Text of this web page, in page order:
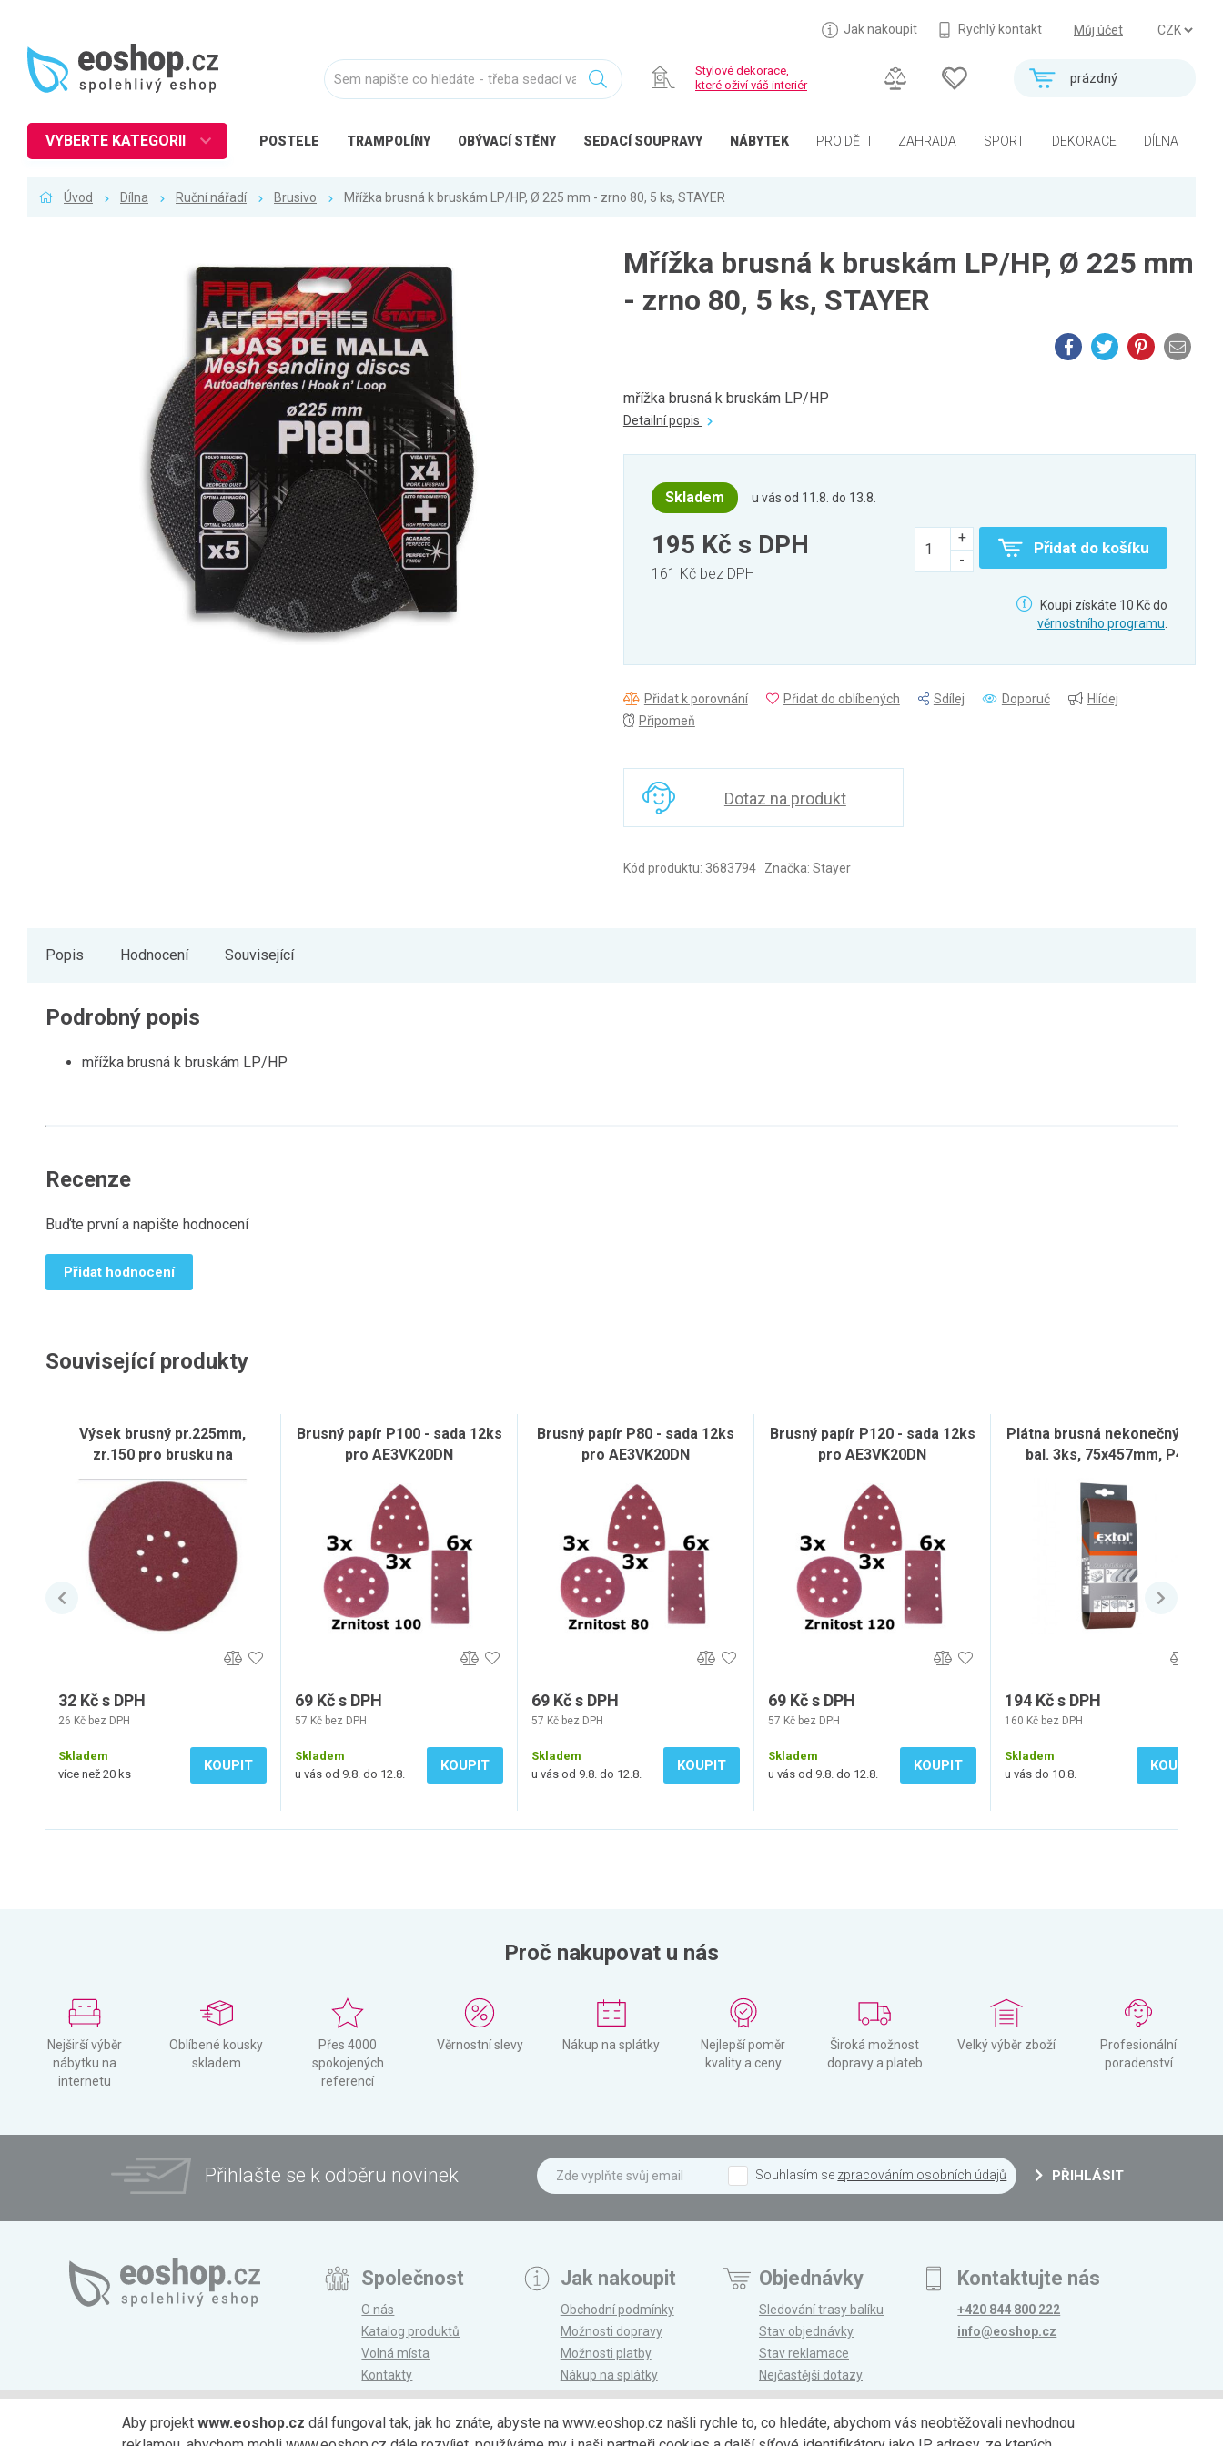
Můj účet
Jak nakoupit Rychlý kontakt
prázdný
Stylové dekorace,
které oživí váš interiér
POSTELE TRAMPOLÍNY OBÝVACÍ STĚNY SEDACÍ SOUPRAVY NÁBYTEK PRO DĚTI ZAHRADA SPORT DEKORACE DÍLNA
VYBERTE KATEGORII
Balkon a terasa
Úvod Dílna Ruční nářadí Brusivo Mřížka brusná k bruskám LP/HP, Ø 225 mm - zrno 80, 5 ks, STAYER
Mřížka brusná k bruskám LP/HP, Ø 225 mm
- zrno 80, 5 ks, STAYER
mřížka brusná k bruskám LP/HP
Detailní popis
Skladem u vás od 11.8. do 13.8.
195 Kč s DPH
161 Kč bez DPH
Přidat do košíku
Koupi získáte 10 Kč do
věrnostního programu
Přidat k porovnání Přidat do oblíbených Sdílej Doporuč
Hlídej
Připomeň
Dotaz na produkt
Kód produktu: 3683794 Značka: Stayer
Popis Hodnocení Související
Podrobný popis
mřížka brusná k bruskám LP/HP
Recenze
Buďte první a napište hodnocení
Přidat hodnocení
Související produkty
Výsek brusný pr.225mm,
zr.150 pro brusku na
sádrokarton SB-600
32 Kč s DPH
26 Kč bez DPH
Skladem
více než 20 ks
KOUPIT
Brusný papír P100 - sada 12ks
pro AE3VK20DN
69 Kč s DPH
57 Kč bez DPH
Skladem
u vás od 9.8. do 12.8.
KOUPIT
Brusný papír P80 - sada 12ks
pro AE3VK20DN
69 Kč s DPH
57 Kč bez DPH
Skladem
u vás od 9.8. do 12.8.
KOUPIT
Brusný papír P120 - sada 12ks
pro AE3VK20DN
69 Kč s DPH
57 Kč bez DPH
Skladem
u vás od 9.8. do 12.8.
KOUPIT
Plátna brusná nekonečný pás,
bal. 3ks, 75x457mm, P40
194 Kč s DPH
160 Kč bez DPH
Skladem
u vás do 10.8.
KOUPIT
Proč nakupovat u nás
Nejširší výběr
nábytku na
internetu
Oblíbené kousky
skladem
Přes 4000
spokojených
referencí
Věrnostní slevy Nákup na splátky
Nejlepší poměr
kvality a ceny
Široká možnost
dopravy a plateb
Velký výběr zboží
Profesionální
poradenství
Přihlašte se k odběru novinek Souhlasím se zpracováním osobních údajů PŘIHLÁSIT
Společnost
O nás
Katalog produktů
Volná místa
Kontakty
Magazín
Jak nakoupit
Obchodní podmínky
Možnosti dopravy
Možnosti platby
Nákup na splátky
Reklamace a vrácení
Objednávky
Sledování trasy balíku
Stav objednávky
Stav reklamace
Nejčastější dotazy
Kontaktujte nás
+420 844 800 222
info@eoshop.cz
Aby projektwww.eoshop.cz dál fungoval tak, jak ho znáte, abyste na www.eoshop.cz našli rychle to, co hledáte, abychom vás neobtěžovali nevhodnou